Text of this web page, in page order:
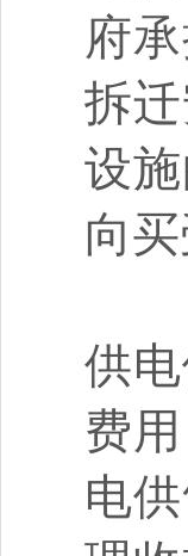
府
拆
设
向买
供
费
电